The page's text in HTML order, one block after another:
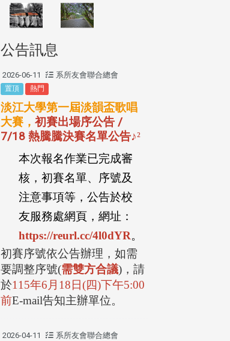
公告訊息
2026-06-11 系所友會聯合總會
置頂 熱門
淡江大學第一屆淡韻盃歌唱
大賽， 初賽出場序公告 /
7/18 熱騰騰決賽名單公告♪²
本次報名作業已完成審
核，初賽名單、序號及
注意事項等，公告於校
友服務處網頁，網址：
https://reurl.cc/4l0dYR。
初賽序號依公告辦理，如需
要調整序號(需雙方合議) ，請
於115年6 月 18 日(四)下午5:00
前E-mail告知主辦單位。
2026-04-11 系所友會聯合總會